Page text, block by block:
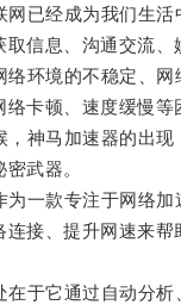
已经成为我们生活
信息、沟通交流、
境的不稳定、网
卡顿、速度缓慢等
神马加速器的出现
武器。
一款专注于网络加
连接、提升网速来帮
于它通过自动分析